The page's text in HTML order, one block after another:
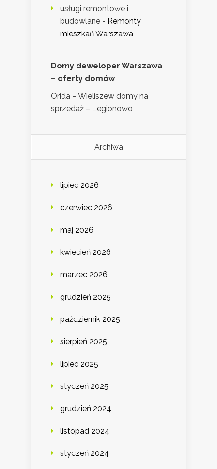
usługi remontowe i
budowlane - Remonty
mieszkań Warszawa
Domy deweloper Warszawa
– oferty domów
Orida – Wieliszew domy na
sprzedaż – Legionowo
Archiwa
lipiec 2026
czerwiec 2026
maj 2026
kwiecień 2026
marzec 2026
grudzień 2025
październik 2025
sierpień 2025
lipiec 2025
styczeń 2025
grudzień 2024
listopad 2024
styczeń 2024